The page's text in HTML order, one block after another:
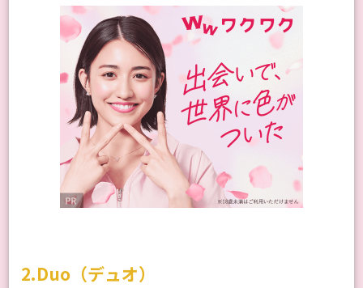
2.Duo（デュオ）